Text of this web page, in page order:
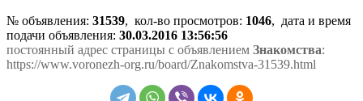
№ объявления: 31539, кол-во просмотров: 1046, дата и время
подачи объявления: 30.03.2016 13:56:56
постоянный адрес страницы с объявлением Знакомства:
https://www.voronezh-org.ru/board/Znakomstva-31539.html